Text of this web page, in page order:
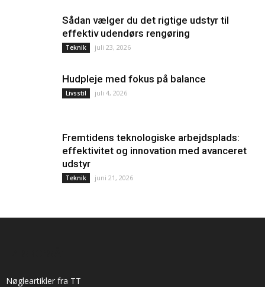
Sådan vælger du det rigtige udstyr til
effektiv udendørs rengøring
Teknik juli 23, 2026
Hudpleje med fokus på balance
Livsstil juli 4, 2026
Fremtidens teknologiske arbejdsplads:
effektivitet og innovation med avanceret
udstyr
Teknik juni 21, 2026
Nøgleartikler fra TT